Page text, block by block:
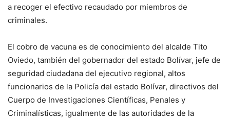
a recoger el efectivo recaudado por miembros de
criminales.
El cobro de vacuna es de conocimiento del alcalde Tito
Oviedo, también del gobernador del estado Bolívar, jefe de
seguridad ciudadana del ejecutivo regional, altos
funcionarios de la Policía del estado Bolívar, directivos del
Cuerpo de Investigaciones Científicas, Penales y
Criminalísticas, igualmente de las autoridades de la